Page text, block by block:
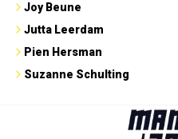
Joy Beune
Jutta Leerdam
Pien Hersman
Suzanne Schulting